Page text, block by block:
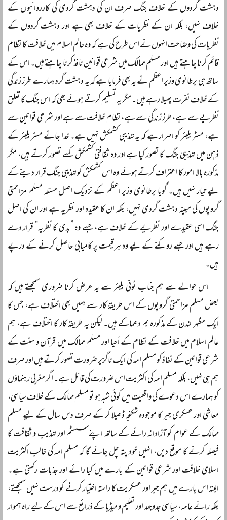
دہشت گردوں کے خلاف جنگ صرف ان کی دہشت گردی کی کارروائیوں کے
خلاف نہیں، بلکہ ان کے نظریات کے خلاف بھی ہے اور دہشت گردوں کے
نظریات کی وضاحت انہوں نے اس طرح کی ہے کہ وہ عالم اسلام میں خلافت کا نظام
قائم کرنا چاہتے ہیں اور مسلم ممالک میں شرعی قوانین نافذ کرنا چاہتے ہیں۔ اس کے
ساتھ ہی برطانوی وزیر اعظم نے یہ بھی فرمایا ہے کہ یہ دہشت گرد ہمارے طرز زندگی
کے خلاف نفرت پھیلا رہے ہیں۔ مگر یہ تسلیم کرتے ہوئے بھی کہ اس جنگ کا تعلق
نظریے سے ہے، طرز زندگی سے ہے، نظام خلافت سے ہے اور شرعی قوانین سے
ہے، مسٹر بلیئر کو اصرار ہے کہ یہ تہذیبی کشمکش نہیں ہے۔ خدا جانے مسٹر بلیئر کے
ذہن میں تہذیبی جنگ کا تصور کیا ہے اور وہ ثقافتی کشمکش کسے تصور کرتے ہیں، مگر
مذکورہ بالا امور کا اعتراف کرتے ہوئے وہ اس کشمکش کو تہذیبی جنگ قرار دینے کے
لیے تیار نہیں ہیں۔ گویا برطانوی وزیر اعظم کے نزدیک اصل مسئلہ مسلم مزاحمتی
گروپوں کی مبینہ دہشت گردی نہیں، بلکہ ان کا عقیدہ اور نظریہ ہے اور ان کی اصل
جنگ اسی عقیدے اور نظریے کے خلاف ہے، جسے وہ ”بدی کا نظریہ“ قرار دے
رہے ہیں اور جسے روکنے کے لیے وہ ہر قیمت پر کامیابی حاصل کرنے کے درپے
ہیں۔
اس حوالے سے ہم جناب ٹونی بلیئر سے یہ عرض کرنا ضروری سمجھتے ہیں کہ
بعض مسلم مزاحمتی گروپوں کے اس طریقۂ کار سے ہمیں بھی اختلاف ہے، جس کا
ایک مظہر لندن کے مذکورہ بم دھماکے ہیں۔ لیکن یہ طریقہ کار کا اختلاف ہے، ہم
عالم اسلام میں خلافت کے نظام کے اَحیا اور مسلم ممالک میں قرآن و سنت کے
شرعی قوانین کے نفاذ کو مسلم امہ کی ایک ناگزیر ضرورت تصور کرتے ہیں اور صرف
ہم ہی نہیں، بلکہ مسلم امہ کی اکثریت اس ضرورت کی قائل ہے۔ اگر مغربی رہنماؤں
کو ہمارے اس دعوے کی واقعیت میں کوئی شبہ ہو تو مسلم ممالک کے خلاف سیاسی،
معاشی اور عسکری جبر کا موجودہ شکنجہ ڈھیلا کر کے صرف دس سال کے لیے مسلم
ممالک کے عوام کو آزادانہ رائے کے ساتھ اپنے سسٹم اور تہذیب و ثقافت کا
فیصلہ کرنے کا موقع دیں، انہیں خود پتہ چل جائے گا کہ مسلم امہ کی غالب اکثریت
اسلامی خلافت اور شرعی قوانین کے بارے میں کیا رائے اور جذبات رکھتی ہے۔
البتہ اس بارے میں ہم جبر اور عسکریت کا راستہ اختیار کرنے کو درست نہیں سمجھتے،
بلکہ رائے عامہ، سیاسی جدوجہد اور تعلیم و میڈیا کے ذرائع سے اس کے لیے راہ ہموار